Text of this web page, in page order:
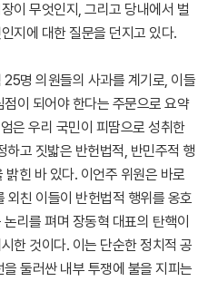
이 무엇인지, 그리고 당내에서 벌
지에 대한 질문을 던지고 있다.
명 의원들의 사과를 계기로, 이들
이 되어야 한다는 주문으로 요약
은 우리 국민이 피땀으로 성취한
하고 짓밟은 반헌법적, 반민주적 행
힌 바 있다. 이언주 위원은 바로
외친 이들이 반헌법적 행위를 옹호
리를 펴며 장동혁 대표의 탄핵이
한 것이다. 이는 단순한 정치적 공
둘러싼 내부 투쟁에 불을 지피는